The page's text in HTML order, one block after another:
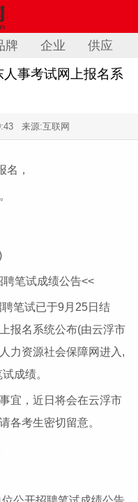
牌 企业 供应
事考试网上报名系
来源:互联网
名，
笔试成绩公告<<
笔试已于9月25日结
报名系统公布(由云浮市
力资源社会保障网进入,
成绩。
宜，近日将会在云浮市
各考生密切留意。